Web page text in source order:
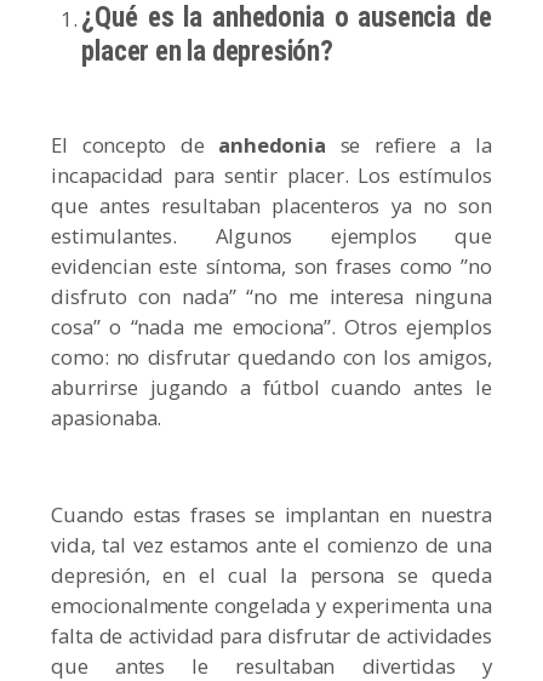
¿Qué es la anhedonia o ausencia de
placer en la depresión?
El concepto de anhedonia se refiere a la
incapacidad para sentir placer. Los estímulos
que antes resultaban placenteros ya no son
estimulantes. Algunos ejemplos que
evidencian este síntoma, son frases como ”no
disfruto con nada” “no me interesa ninguna
cosa” o “nada me emociona”. Otros ejemplos
como: no disfrutar quedando con los amigos,
aburrirse jugando a fútbol cuando antes le
apasionaba.
Cuando estas frases se implantan en nuestra
vida, tal vez estamos ante el comienzo de una
depresión, en el cual la persona se queda
emocionalmente congelada y experimenta una
falta de actividad para disfrutar de actividades
que antes le resultaban divertidas y